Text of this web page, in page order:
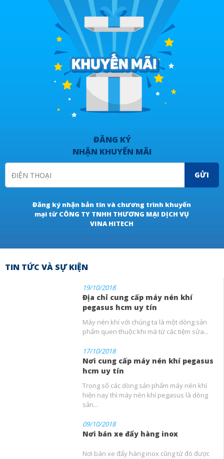
ĐĂNG KÝ
NHẬN KHUYẾN MÃI
GỬI
Đăng ký nhận bản tin và chương trình khuyến
mại từ CÔNG TY TNHH THƯƠNG MẠI DỊCH VỤ
VINA HITECH
TIN TỨC VÀ SỰ KIỆN
19/10/2018
Địa chỉ cung cấp máy nén khí
pegasus hcm uy tín
Máy nén khí với chúng ta là một dòng sản
phẩm quen thuộc khi mà từ các tiệm sửa...
17/10/2018
Nơi cung cấp máy nén khí pegasus
hcm uy tín
Trong số các dòng sản phẩm máy nén khí
hiện nay thì máy nén khí pegasus là dòng
sản...
09/10/2018
Nơi bán xe đẩy hàng inox
Nơi bán xe đẩy hàng inox cũng từ đó được